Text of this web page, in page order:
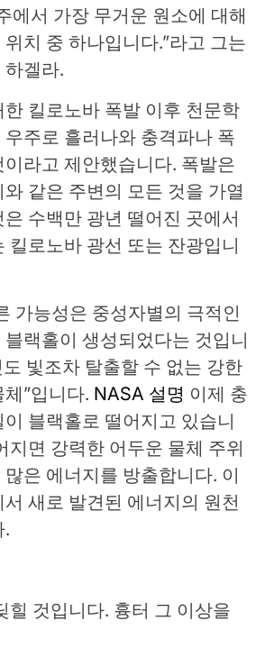
에서 가장 무거운 원소에 대해
치 중 하나입니다.”라고 그는
하겔라.
킬로노바 폭발 이후 천문학
주로 흘러나와 충격파나 폭
이라고 제안했습니다. 폭발은
같은 주변의 모든 것을 가열
수백만 광년 떨어진 곳에서
킬로노바 광선 또는 잔광입니
가능성은 중성자별의 극적인
랙홀이 생성되었다는 것입니
도 빛조차 탈출할 수 없는 강한
”입니다. NASA 설명 이제 충
블랙홀로 떨어지고 있습니
지면 강력한 어두운 물체 주위
은 에너지를 방출합니다. 이
새로 발견된 에너지의 원천
.
힐 것입니다. 흉터 그 이상을